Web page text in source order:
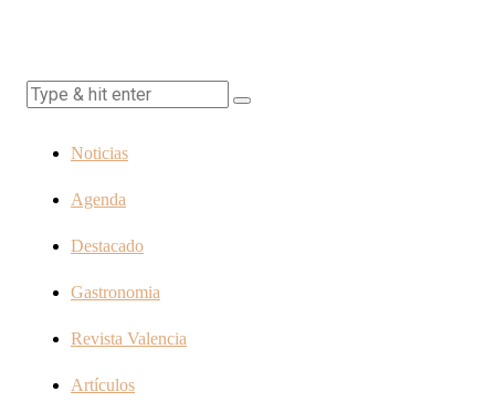
Noticias
Agenda
Destacado
Gastronomia
Revista Valencia
Artículos